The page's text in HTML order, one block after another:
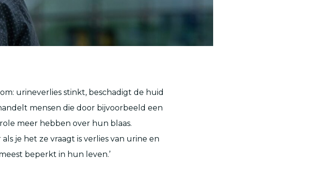
urineverlies stinkt, beschadigt de huid
mensen die door bijvoorbeeld een
meer hebben over hun blaas.
je het ze vraagt is verlies van urine en
beperkt in hun leven.’